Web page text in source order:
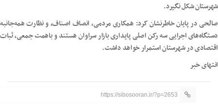
شهرستان شکل نگیرد.
صالحی در پایان خاطرنشان کرد: همکاری مردمی، انصاف اصناف، و نظارت همه‌جانبه
دستگاه‌های اجرایی سه رکن اصلی پایداری بازار سراوان هستند و باهمت جمعی، ثبات
اقتصادی در شهرستان استمرار خواهد داشت.
انتهای خبر
https://sibosooran.ir/?p=2653